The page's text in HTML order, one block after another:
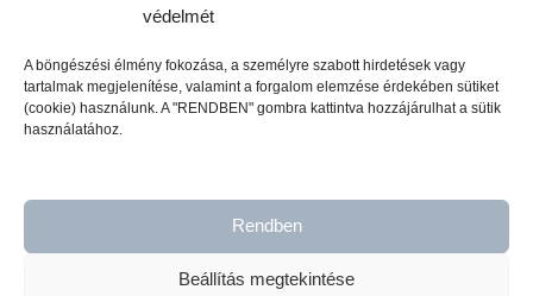
védelmét
A böngészési élmény fokozása, a személyre szabott hirdetések vagy
tartalmak megjelenítése, valamint a forgalom elemzése érdekében sütiket
(cookie) használunk. A "RENDBEN" gombra kattintva hozzájárulhat a sütik
használatához.
Rendben
Beállítás megtekintése
18) Kitűnően tapad szinte minden felületen
19) Festés előtt a bútor különösebb előkészítést nem igényel,